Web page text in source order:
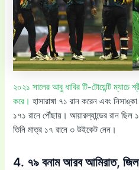
২০২১ সালের আবু ধাবির টি-টোয়েন্টি ম্যাচে
করে। হাসারাঙ্গা ৭১ রান করেন এবং
১৭১ রানে পৌঁছায়। আয়ারল্যান্ডের রান
তিনি মাত্র ১৭ রানে ৩ উইকেট নেন।
4. ৭৯ বনাম আরব আমিরাত,